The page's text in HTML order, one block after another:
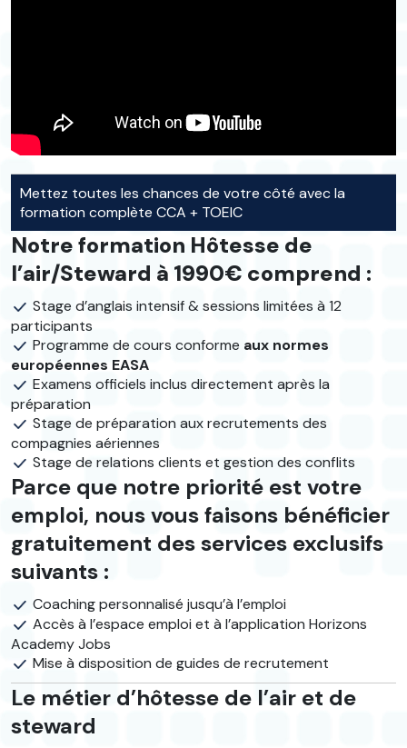
Mettez toutes les chances de votre côté avec la
formation complète CCA + TOEIC
Notre formation Hôtesse de
l’air/Steward à 1990€ comprend :
Stage d’anglais intensif & sessions limitées à 12
participants
Programme de cours conforme aux normes
européennes EASA
Examens officiels inclus directement après la
préparation
Stage de préparation aux recrutements des
compagnies aériennes
Stage de relations clients et gestion des conflits
Parce que notre priorité est votre
emploi, nous vous faisons bénéficier
gratuitement des services exclusifs
suivants :
Coaching personnalisé jusqu’à l’emploi
Accès à l’espace emploi et à l’application Horizons
Academy Jobs
Mise à disposition de guides de recrutement
Le métier d’hôtesse de l’air et de
steward